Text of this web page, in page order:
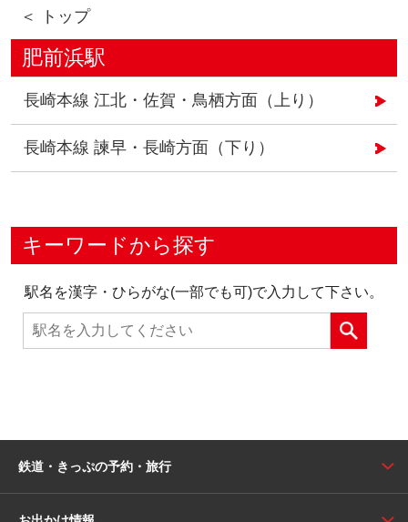
＜ トップ
肥前浜駅
長崎本線 江北・佐賀・鳥栖方面（上り）
長崎本線 諫早・長崎方面（下り）
キーワードから探す
駅名を漢字・ひらがな(一部でも可)で入力して下さい。
鉄道・きっぷの予約・旅行